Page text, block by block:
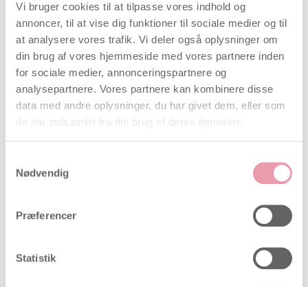
Vi bruger cookies til at tilpasse vores indhold og
annoncer, til at vise dig funktioner til sociale medier og til
at analysere vores trafik. Vi deler også oplysninger om
din brug af vores hjemmeside med vores partnere inden
for sociale medier, annonceringspartnere og
analysepartnere. Vores partnere kan kombinere disse
data med andre oplysninger, du har givet dem, eller som
de har indsamlet fra din brug af deres tjenester.
Nødvendig
Præferencer
Statistik
CONTEC 10A Pocket Fetal Doppler med probe
(kan ikke frakobles)
Batterier (2 x AA batterier)
Ultralydsgel (250 ml)
Brugsanvisning
Denne enhed kan registrere fosterets hjertelyd for
fostre over 12 uger.
graviditetsuge, hvor fostrets hjertelyd kan
Sådan bruges doppleren?
Opstart, tryk på power knappen for at tænde
for enheden.